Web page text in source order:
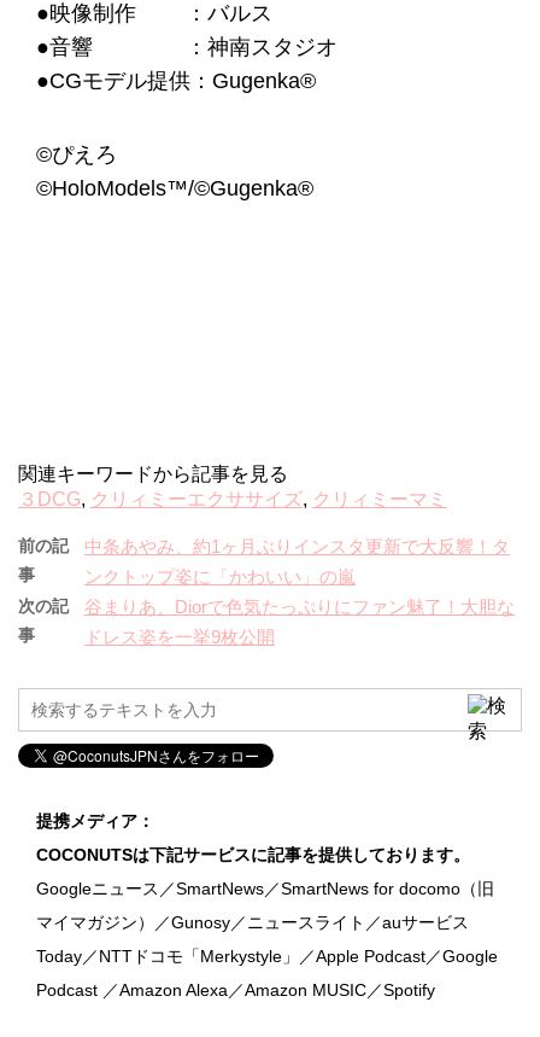
●映像制作 ：バルス
●音響 ：神南スタジオ
●CGモデル提供：Gugenka®
©️ぴえろ
©️HoloModels™/©Gugenka®
関連キーワードから記事を見る
３DCG, クリィミーエクササイズ, クリィミーマミ
前の記
事
中条あやみ、約1ヶ月ぶりインスタ更新で大反響！タ
ンクトップ姿に「かわいい」の嵐
次の記
事
谷まりあ、Diorで色気たっぷりにファン魅了！大胆な
ドレス姿を一挙9枚公開
提携メディア：
COCONUTSは下記サービスに記事を提供しております。
Googleニュース／SmartNews／SmartNews for docomo（旧
マイマガジン）／Gunosy／ニュースライト／auサービス
Today／NTTドコモ「Merkystyle」／Apple Podcast／Google
Podcast ／Amazon Alexa／Amazon MUSIC／Spotify